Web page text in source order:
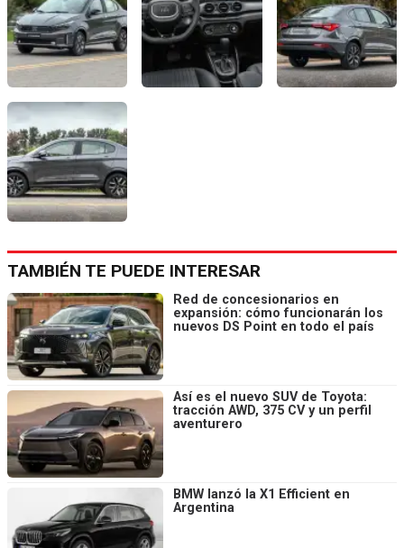
TAMBIÉN TE PUEDE INTERESAR
Red de concesionarios en
expansión: cómo funcionarán los
nuevos DS Point en todo el país
Así es el nuevo SUV de Toyota:
tracción AWD, 375 CV y un perfil
aventurero
BMW lanzó la X1 Efficient en
Argentina